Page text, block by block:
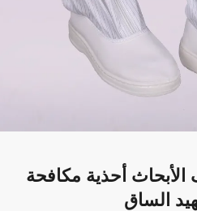
أحذية مكافحة
الساق